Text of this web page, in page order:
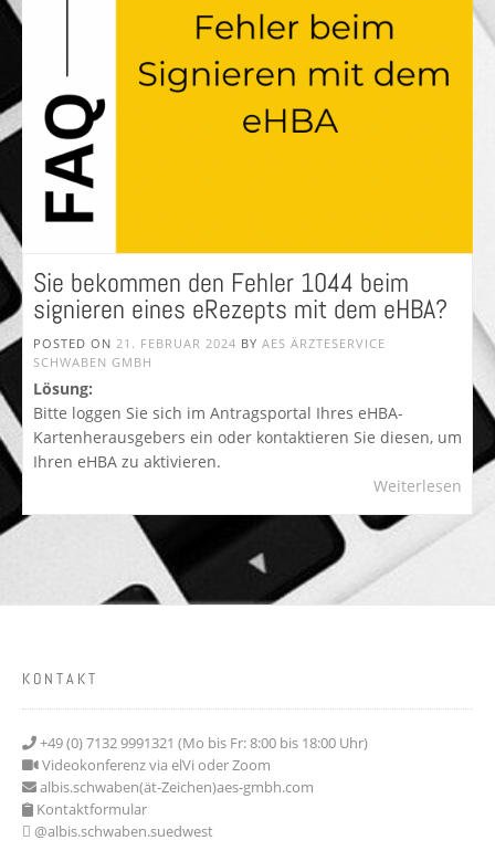
Sie bekommen den Fehler 1044 beim
signieren eines eRezepts mit dem eHBA?
POSTED ON 21. FEBRUAR 2024 BY AES ÄRZTESERVICE
SCHWABEN GMBH
Lösung:
Bitte loggen Sie sich im Antragsportal Ihres eHBA-
Kartenherausgebers ein oder kontaktieren Sie diesen, um
Ihren eHBA zu aktivieren.
Weiterlesen
KONTAKT
+49 (0) 7132 9991321 (Mo bis Fr: 8:00 bis 18:00 Uhr)
Videokonferenz via elVi oder Zoom
albis.schwaben(ät-Zeichen)aes-gmbh.com
Kontaktformular
@albis.schwaben.suedwest